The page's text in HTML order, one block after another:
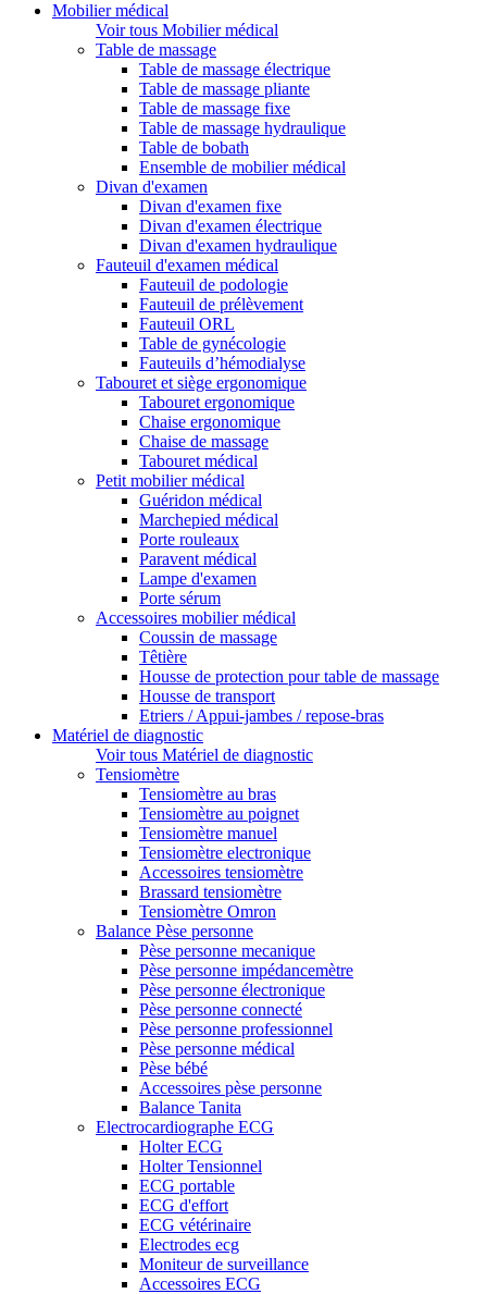
Mobilier médical
Voir tous Mobilier médical
Table de massage
Table de massage électrique
Table de massage pliante
Table de massage fixe
Table de massage hydraulique
Table de bobath
Ensemble de mobilier médical
Divan d'examen
Divan d'examen fixe
Divan d'examen électrique
Divan d'examen hydraulique
Fauteuil d'examen médical
Fauteuil de podologie
Fauteuil de prélèvement
Fauteuil ORL
Table de gynécologie
Fauteuils d’hémodialyse
Tabouret et siège ergonomique
Tabouret ergonomique
Chaise ergonomique
Chaise de massage
Tabouret médical
Petit mobilier médical
Guéridon médical
Marchepied médical
Porte rouleaux
Paravent médical
Lampe d'examen
Porte sérum
Accessoires mobilier médical
Coussin de massage
Têtière
Housse de protection pour table de massage
Housse de transport
Etriers / Appui-jambes / repose-bras
Matériel de diagnostic
Voir tous Matériel de diagnostic
Tensiomètre
Tensiomètre au bras
Tensiomètre au poignet
Tensiomètre manuel
Tensiomètre electronique
Accessoires tensiomètre
Brassard tensiomètre
Tensiomètre Omron
Balance Pèse personne
Pèse personne mecanique
Pèse personne impédancemètre
Pèse personne électronique
Pèse personne connecté
Pèse personne professionnel
Pèse personne médical
Pèse bébé
Accessoires pèse personne
Balance Tanita
Electrocardiographe ECG
Holter ECG
Holter Tensionnel
ECG portable
ECG d'effort
ECG vétérinaire
Electrodes ecg
Moniteur de surveillance
Accessoires ECG